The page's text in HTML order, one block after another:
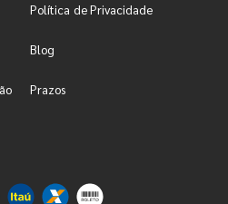
Política de Privacidade
Blog
Prazos